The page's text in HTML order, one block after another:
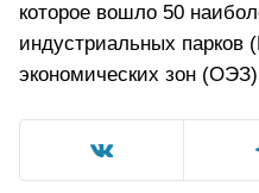
которое вошло 50
индустриальных парков
экономических зон